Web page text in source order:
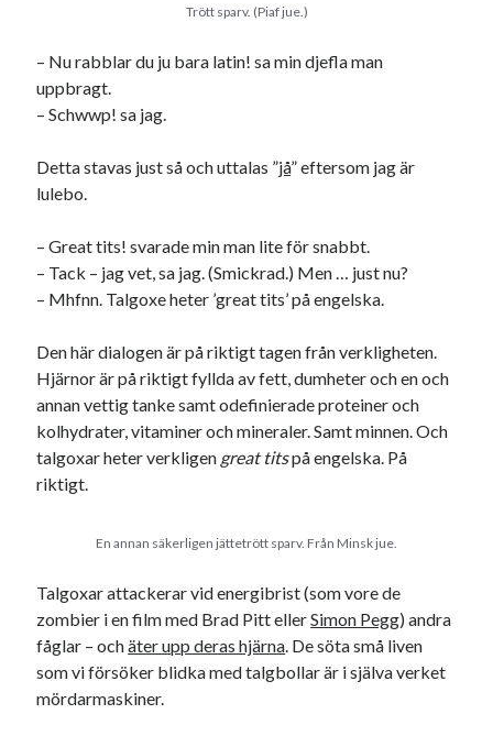
Trött sparv. (Piaf jue.)
– Nu rabblar du ju bara latin! sa min djefla man
uppbragt.
– Schwwp! sa jag.
Detta stavas just så och uttalas ”jå” eftersom jag är
lulebo.
– Great tits! svarade min man lite för snabbt.
– Tack – jag vet, sa jag. (Smickrad.) Men … just nu?
– Mhfnn. Talgoxe heter ’great tits’ på engelska.
Den här dialogen är på riktigt tagen från verkligheten.
Hjärnor är på riktigt fyllda av fett, dumheter och en och
annan vettig tanke samt odefinierade proteiner och
kolhydrater, vitaminer och mineraler. Samt minnen. Och
talgoxar heter verkligen great titspå engelska. På
riktigt.
En annan säkerligen jättetrött sparv. Från Minsk jue.
Talgoxar attackerar vid energibrist (som vore de
zombier i en film med Brad Pitt ellerSimon Pegg) andra
fåglar – ochäter upp deras hjärna. De söta små liven
som vi försöker blidka med talgbollar är i själva verket
mördarmaskiner.